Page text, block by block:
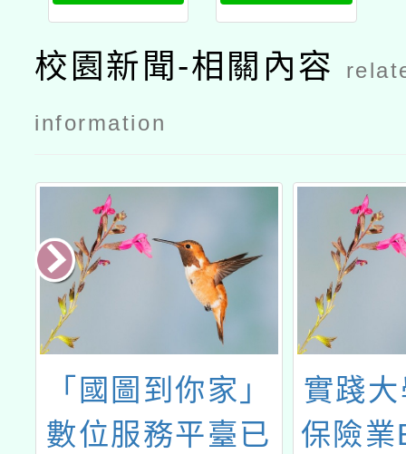
只是上課：
打造有感的
學習經驗公
校園新聞-相關內容
information
實踐大學「財產
保險業ESG」及
教育
前教